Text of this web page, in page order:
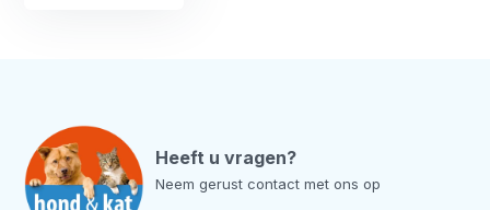
Heeft u vragen?
Neem gerust contact met ons op